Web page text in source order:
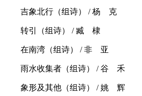
吉象北行（组诗） / 杨 克
转引（组诗） / 臧 棣
在南湾（组诗） / 非 亚
雨水收集者（组诗） / 谷 禾
象形及其他（组诗） / 姚 辉